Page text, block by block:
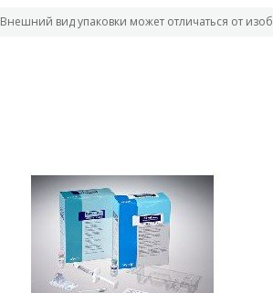
Внешний вид упаковки может отличаться от